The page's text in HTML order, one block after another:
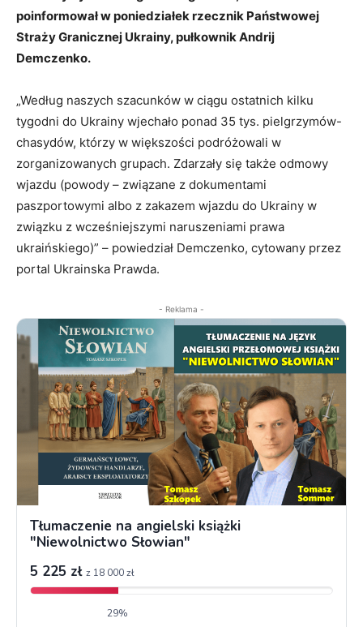
poinformował w poniedziałek rzecznik Państwowej
Straży Granicznej Ukrainy, pułkownik Andrij
Demczenko.
„Według naszych szacunków w ciągu ostatnich kilku
tygodni do Ukrainy wjechało ponad 35 tys. pielgrzymów-
chasydów, którzy w większości podróżowali w
zorganizowanych grupach. Zdarzały się także odmowy
wjazdu (powody – związane z dokumentami
paszportowymi albo z zakazem wjazdu do Ukrainy w
związku z wcześniejszymi naruszeniami prawa
ukraińskiego)” – powiedział Demczenko, cytowany przez
portal Ukrainska Prawda.
- Reklama -